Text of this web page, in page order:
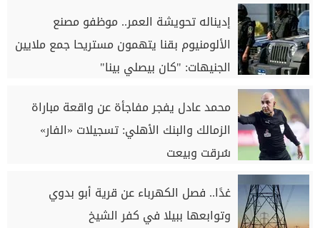
إديناله تحويشة العمر.. موظفو مصنع
الألومنيوم بقنا يتهمون مستريحا جمع ملايين
الجنيهات: "كان بيصلي بينا"
محمد عادل يفجر مفاجأة عن واقعة مباراة
الزمالك والبنك الأهلي: تسجيلات «الفار»
سُرقت وبيعت
غدًا.. فصل الكهرباء عن قرية أبو بدوي
وتوابعها ببيلا في كفر الشيخ